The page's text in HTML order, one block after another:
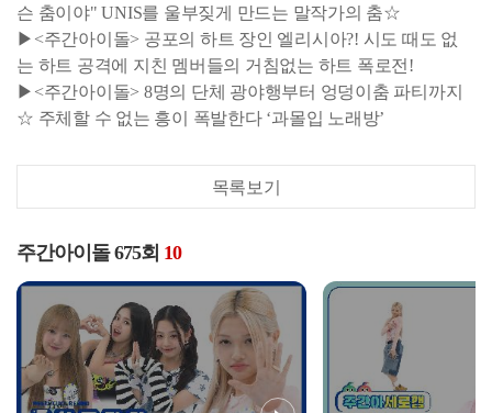
슨 춤이야" UNIS를 울부짖게 만드는 말작가의 춤☆
▶<주간아이돌> 공포의 하트 장인 엘리시아?! 시도 때도 없
는 하트 공격에 지친 멤버들의 거침없는 하트 폭로전!
▶<주간아이돌> 8명의 단체 광야행부터 엉덩이춤 파티까지
☆ 주체할 수 없는 흥이 폭발한다 ‘과몰입 노래방’
목록보기
주간아이돌 675회 10